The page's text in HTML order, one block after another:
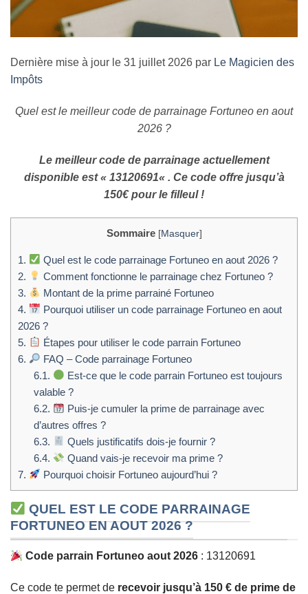
Dernière mise à jour le 31 juillet 2026 par Le Magicien des
Impôts
Quel est le meilleur code de parrainage Fortuneo en aout
2026 ?
Le meilleur code de parrainage actuellement
disponible est « 13120691« . Ce code offre jusqu’à
150€ pour le filleul !
Sommaire [Masquer]
1.
Quel est le code parrainage Fortuneo en aout 2026 ?
2.
Comment fonctionne le parrainage chez Fortuneo ?
3.
Montant de la prime parrainé Fortuneo
4.
Pourquoi utiliser un code parrainage Fortuneo en aout
2026 ?
5.
Étapes pour utiliser le code parrain Fortuneo
6.
FAQ – Code parrainage Fortuneo
6.1.
Est-ce que le code parrain Fortuneo est toujours
valable ?
6.2.
Puis-je cumuler la prime de parrainage avec
d’autres offres ?
6.3.
Quels justificatifs dois-je fournir ?
6.4.
Quand vais-je recevoir ma prime ?
7.
Pourquoi choisir Fortuneo aujourd’hui ?
QUEL EST LE CODE PARRAINAGE
FORTUNEO EN AOUT 2026 ?
Code parrain Fortuneo aout 2026 : 13120691
Ce code te permet de recevoir jusqu’à 150 € de prime de